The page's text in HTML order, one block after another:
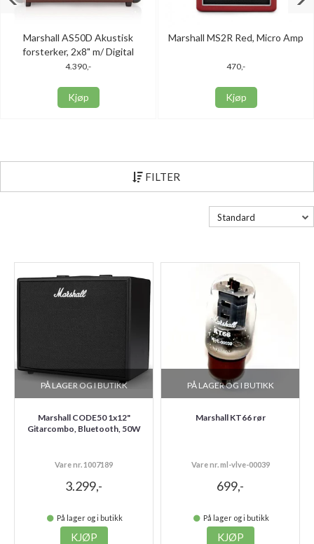
Marshall AS50D Akustisk
forsterker, 2x8" m/ Digital
Chorus & Reverb, 50W
4.390,-
Kjøp
Marshall MS2R Red, Micro Amp
470,-
Kjøp
FILTER
Standard
PÅ LAGER OG I BUTIKK
Marshall CODE50 1x12"
Gitarcombo, Bluetooth, 50W
Vare nr. 1007189
3.299,-
På lager og i butikk
KJØP
PÅ LAGER OG I BUTIKK
Marshall KT66 rør
Vare nr. ml-vlve-00039
699,-
På lager og i butikk
KJØP